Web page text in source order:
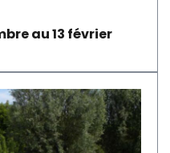
au 13 février